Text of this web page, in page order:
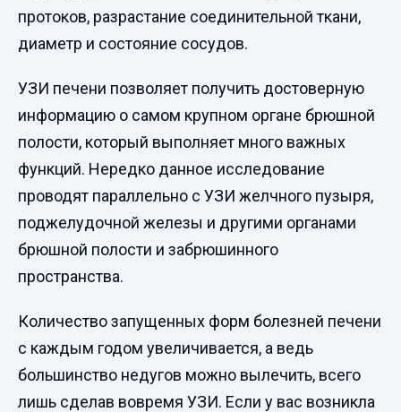
протоков, разрастание соединительной ткани,
диаметр и состояние сосудов.
УЗИ печени позволяет получить достоверную
информацию о самом крупном органе брюшной
полости, который выполняет много важных
функций. Нередко данное исследование
проводят параллельно с УЗИ желчного пузыря,
поджелудочной железы и другими органами
брюшной полости и забрюшинного
пространства.
Количество запущенных форм болезней печени
с каждым годом увеличивается, а ведь
большинство недугов можно вылечить, всего
лишь сделав вовремя УЗИ. Если у вас возникла